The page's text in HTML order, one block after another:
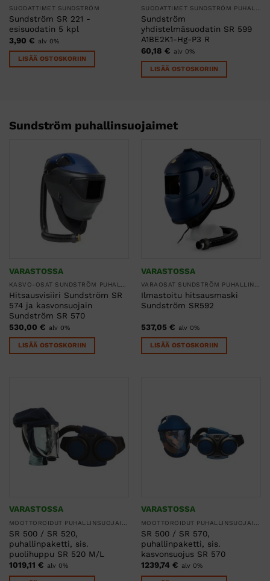
SUODATTIMET SUNDSTRÖM
Sundström SR 221 -
esisuodatin 5 kpl
3,90 € alv 0%
LISÄÄ OSTOSKORIIN
SUODATTIMET SUNDSTRÖM PUHALLINSUOJAIMIIN
Sundström
yhdistelmäsuodatin SR 599
A1BE2K1-Hg-P3 R
60,18 € alv 0%
LISÄÄ OSTOSKORIIN
Sundström puhallinsuojaimet
VARASTOSSA
KASVO-OSAT SUNDSTRÖM PUHALLINSUOJAIMIIN
Hitsausvisiiri Sundström SR
574 ja kasvonsuojain
Sundström SR 570
530,00 € alv 0%
LISÄÄ OSTOSKORIIN
VARASTOSSA
VARAOSAT SUNDSTRÖM PUHALLINSUOJAIMIIN
Ilmastoitu hitsausmaski
Sundström SR592
537,05 € alv 0%
LISÄÄ OSTOSKORIIN
VARASTOSSA
SR 500 / SR 520,
puhallinpaketti, sis.
puolihuppu SR 520 M/L
1019,11 € alv 0%
VARASTOSSA
SR 500 / SR 570,
puhallinpaketti, sis.
kasvonsuojus SR 570
1239,74 € alv 0%